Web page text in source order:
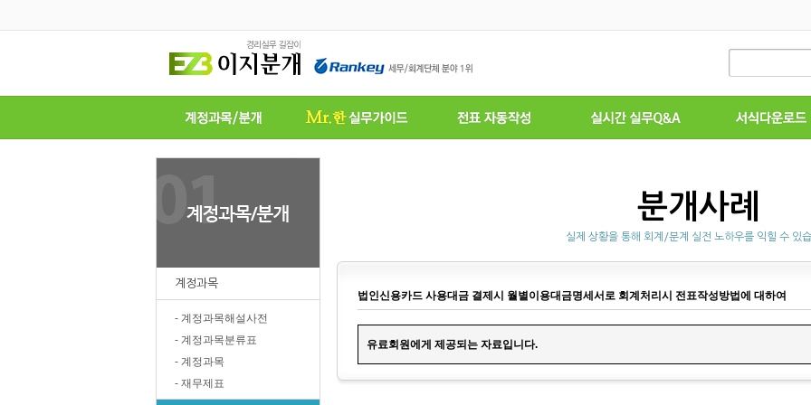
계정과목
- 계정과목해설사전
- 계정과목분류표
- 계정과목
- 재무제표
분개사례
실제 상황을 통해 회계/분계 실전 노하우를 익힐 수 있
법인신용카드 사용대금 결제시 월별이용대금명세서로 회계처리시 전표작성방법에 대하여
유료회원에게 제공되는 자료입니다.